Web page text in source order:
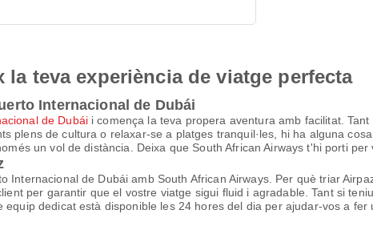
teva experiència de viatge perfecta
Internacional de Dubái
de Dubáii comença la teva propera aventura amb facilitat.
plens de cultura o relaxar-se a platges tranquil·les, hi ha alguna
un vol de distància. Deixa que South African Airways t'hi porti per
de Dubái amb South African Airways. Per què triar
per garantir que el vostre viatge sigui fluid i agradable. Tant si
dedicat està disponible les 24 hores del dia per ajudar-vos a fer